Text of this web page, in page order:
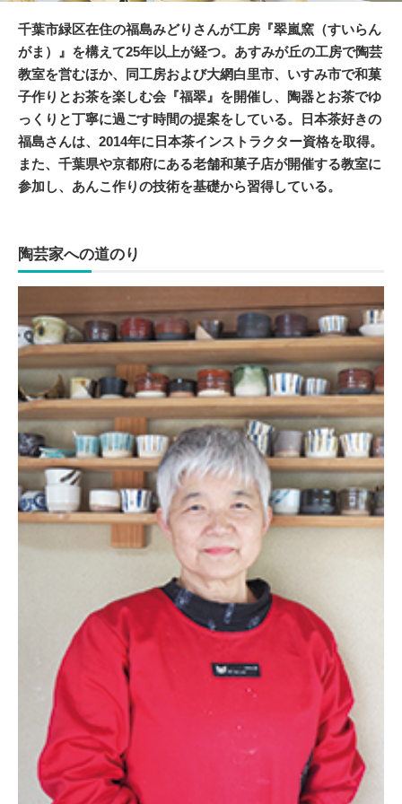
千葉市緑区在住の福島みどりさんが工房『翠嵐窯（すいらん
がま）』を構えて25年以上が経つ。あすみが丘の工房で陶芸
教室を営むほか、同工房および大網白里市、いすみ市で和菓
子作りとお茶を楽しむ会『福翠』を開催し、陶器とお茶でゆ
っくりと丁寧に過ごす時間の提案をしている。日本茶好きの
福島さんは、2014年に日本茶インストラクター資格を取得。
また、千葉県や京都府にある老舗和菓子店が開催する教室に
参加し、あんこ作りの技術を基礎から習得している。
陶芸家への道のり